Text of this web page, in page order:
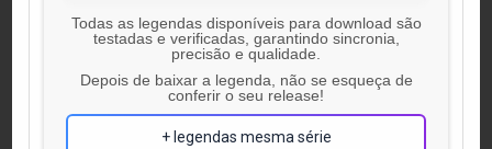
Todas as legendas disponíveis para download são
testadas e verificadas, garantindo sincronia,
precisão e qualidade.
Depois de baixar a legenda, não se esqueça de
conferir o seu release!
+ legendas mesma série